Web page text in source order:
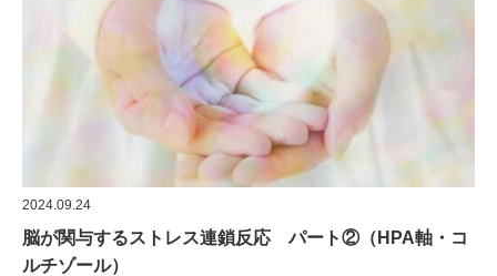
2024.09.24
脳が関与するストレス連鎖反応 パート②（HPA軸・コ
ルチゾール）